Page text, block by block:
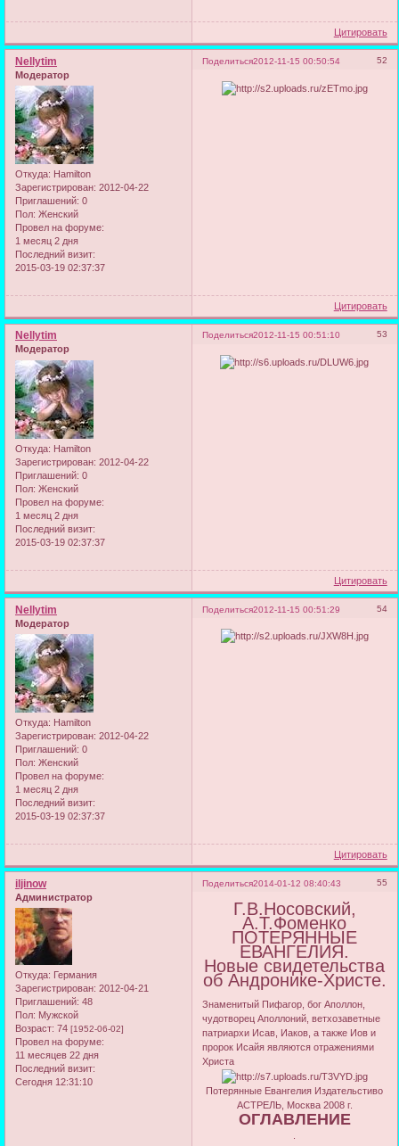
Цитировать
Поделиться 52
2012-11-15 00:50:54
Nellytim
Модератор
Откуда: Hamilton
Зарегистрирован: 2012-04-22
Приглашений: 0
Пол: Женский
Провел на форуме:
1 месяц 2 дня
Последний визит:
2015-03-19 02:37:37
Цитировать
Поделиться 53
2012-11-15 00:51:10
Nellytim
Модератор
Откуда: Hamilton
Зарегистрирован: 2012-04-22
Приглашений: 0
Пол: Женский
Провел на форуме:
1 месяц 2 дня
Последний визит:
2015-03-19 02:37:37
Цитировать
Поделиться 54
2012-11-15 00:51:29
Nellytim
Модератор
Откуда: Hamilton
Зарегистрирован: 2012-04-22
Приглашений: 0
Пол: Женский
Провел на форуме:
1 месяц 2 дня
Последний визит:
2015-03-19 02:37:37
Цитировать
Поделиться 55
2014-01-12 08:40:43
iljinow
Администратор
Откуда: Германия
Зарегистрирован: 2012-04-21
Приглашений: 48
Пол: Мужской
Возраст: 74 [1952-06-02]
Провел на форуме:
11 месяцев 22 дня
Последний визит:
Сегодня 12:31:10
Г.В.Носовский,
А.Т.Фоменко
ПОТЕРЯННЫЕ
ЕВАНГЕЛИЯ.
Новые свидетельства
об Андронике-Христе.
Знаменитый Пифагор, бог Аполлон,
чудотворец Аполлоний, ветхозаветные
патриархи Исав, Иаков, а также Иов и
пророк Исайя являются отражениями
Христа
Потерянные Евангелия Издательстиво
АСТРЕЛЬ, Москва 2008 г.
ОГЛАВЛЕНИЕ
.